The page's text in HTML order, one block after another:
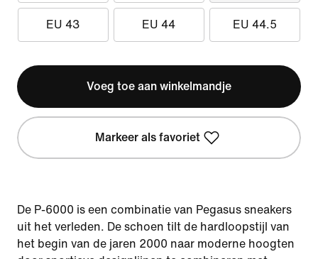
EU 43 EU 44 EU 44.5
Voeg toe aan winkelmandje
Markeer als favoriet
De P-6000 is een combinatie van Pegasus sneakers
uit het verleden. De schoen tilt de hardloopstijl van
het begin van de jaren 2000 naar moderne hoogten